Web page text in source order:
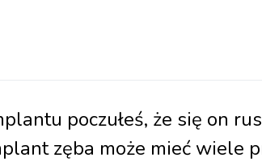
poczułeś, że się on
zęba może mieć wiele